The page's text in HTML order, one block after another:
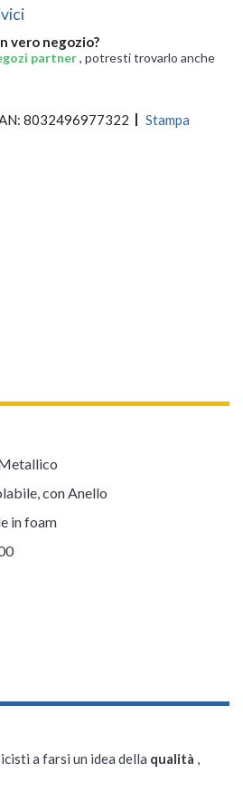
vero negozio?
partner, potresti trovarlo anche
8032496977322 Stampa
con Anello
in foam
a farsi un idea della qualità ,